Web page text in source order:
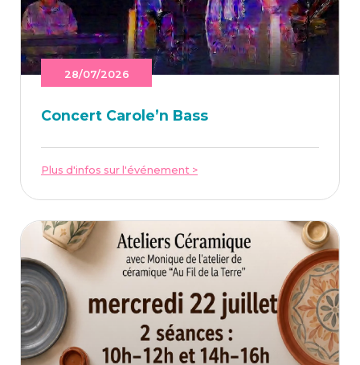
28/07/2026
Concert Caro­le’n Bass
Plus d'infos sur l'événement >